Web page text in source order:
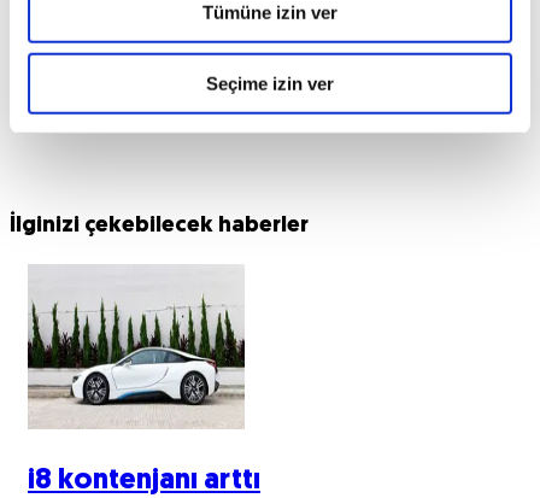
Tümüne izin ver
Seçime izin ver
İlginizi çekebilecek haberler
i8 kontenjanı arttı